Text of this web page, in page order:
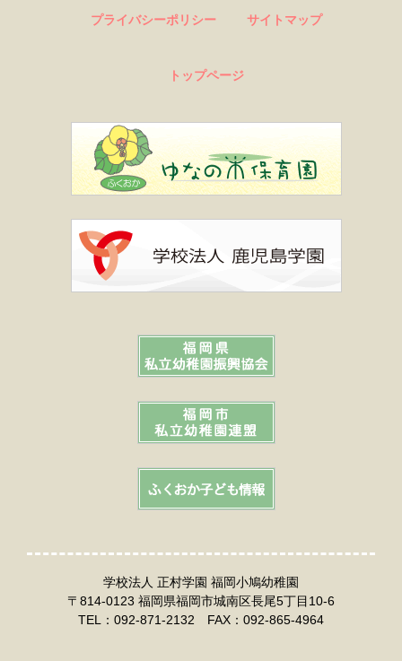
プライバシーポリシー サイトマップ
トップページ
学校法人 正村学園 福岡小鳩幼稚園
〒814-0123 福岡県福岡市城南区長尾5丁目10-6
TEL：092-871-2132 FAX：092-865-4964